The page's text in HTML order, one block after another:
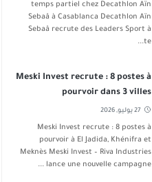
temps partiel chez Decathlon Aïn
Sebaâ à Casablanca Decathlon Aïn
Sebaâ recrute des Leaders Sport à
te...
Meski Invest recrute : 8 postes à
pourvoir dans 3 villes
27 يوليو, 2026
Meski Invest recrute : 8 postes à
pourvoir à El Jadida, Khénifra et
Meknès Meski Invest – Riva Industries
lance une nouvelle campagne ...